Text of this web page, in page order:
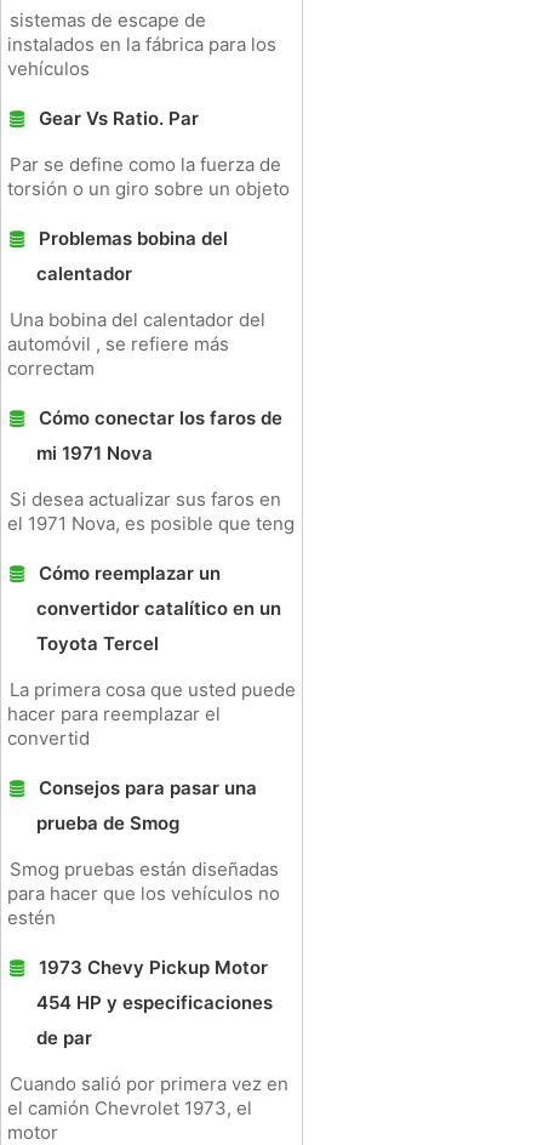
sistemas de escape de
instalados en la fábrica para los
vehículos
Gear Vs Ratio. Par
Par se define como la fuerza de
torsión o un giro sobre un objeto
Problemas bobina del
calentador
Una bobina del calentador del
automóvil , se refiere más
correctam
Cómo conectar los faros de
mi 1971 Nova
Si desea actualizar sus faros en
el 1971 Nova, es posible que teng
Cómo reemplazar un
convertidor catalítico en un
Toyota Tercel
La primera cosa que usted puede
hacer para reemplazar el
convertid
Consejos para pasar una
prueba de Smog
Smog pruebas están diseñadas
para hacer que los vehículos no
estén
1973 Chevy Pickup Motor
454 HP y especificaciones
de par
Cuando salió por primera vez en
el camión Chevrolet 1973, el
motor